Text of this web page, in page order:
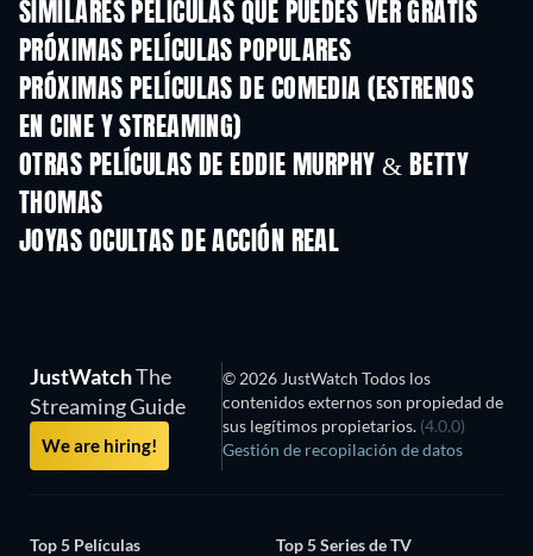
SIMILARES PELÍCULAS QUE PUEDES VER GRATIS
PRÓXIMAS PELÍCULAS POPULARES
PRÓXIMAS PELÍCULAS DE COMEDIA (ESTRENOS
EN CINE Y STREAMING)
OTRAS PELÍCULAS DE EDDIE MURPHY & BETTY
THOMAS
JOYAS OCULTAS DE ACCIÓN REAL
TV
JustWatchThe
Streaming Guide
We are hiring!
© 2026 JustWatch Todos los
contenidos externos son propiedad de
sus legítimos propietarios. (4.0.0)
Gestión de recopilación de datos
Top 5 Películas
Top 5 Series de TV